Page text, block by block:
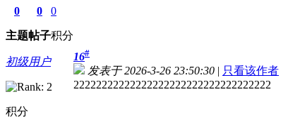
0
主题
0
帖子
0
积分
初级用户
积分
16#
发表于 2026-3-26 23:50:30 | 只看该作者
22222222222222222222222222222222222